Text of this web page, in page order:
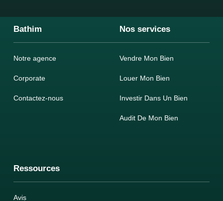
Bathim Nos services
Notre agence
Corporate
Contactez-nous
Vendre Mon Bien
Louer Mon Bien
Investir Dans Un Bien
Audit De Mon Bien
Ressources
Avis